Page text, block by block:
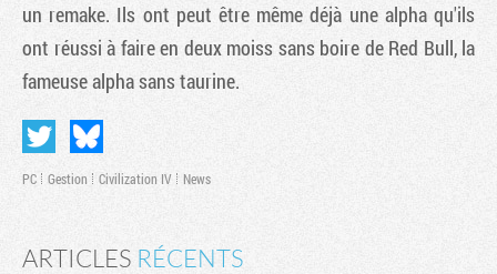
un remake. Ils ont peut être même déjà une alpha qu'ils
ont réussi à faire en deux moiss sans boire de Red Bull, la
fameuse alpha sans taurine.
PC Gestion Civilization IV News
ARTICLES RÉCENTS